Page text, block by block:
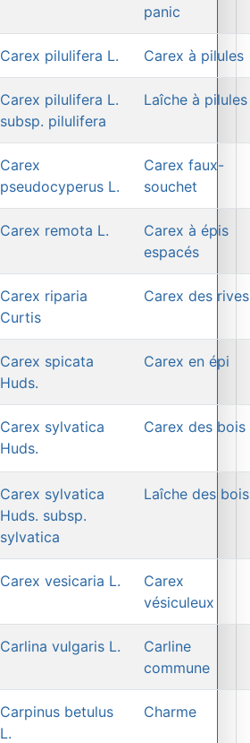
panic
Carex pilulifera L. Carex à pilules
Carex pilulifera L.
subsp. pilulifera
Laîche à pilules
Carex
pseudocyperus L.
Carex faux-
souchet
Carex remota L.
Carex à épis
espacés
Carex riparia
Curtis
Carex des rives
Carex spicata
Huds.
Carex en épi
Carex sylvatica
Huds.
Carex des bois
Carex sylvatica
Huds. subsp.
sylvatica
Laîche des bois
Carex vesicaria L.
Carex
vésiculeux
Carlina vulgaris L.
Carline
commune
Carpinus betulus
L.
Charme